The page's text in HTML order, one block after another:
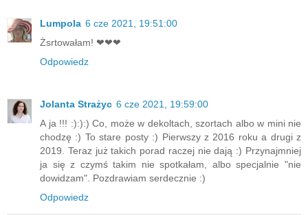
Lumpola 6 cze 2021, 19:51:00
Żsrtowałam! ❤❤❤
Odpowiedz
Jolanta Strażyc 6 cze 2021, 19:59:00
A ja !!! :):):) Co, może w dekoltach, szortach albo w mini nie
chodzę :) To stare posty :) Pierwszy z 2016 roku a drugi z
2019. Teraz już takich porad raczej nie dają :) Przynajmniej
ja się z czymś takim nie spotkałam, albo specjalnie "nie
dowidzam". Pozdrawiam serdecznie :)
Odpowiedz